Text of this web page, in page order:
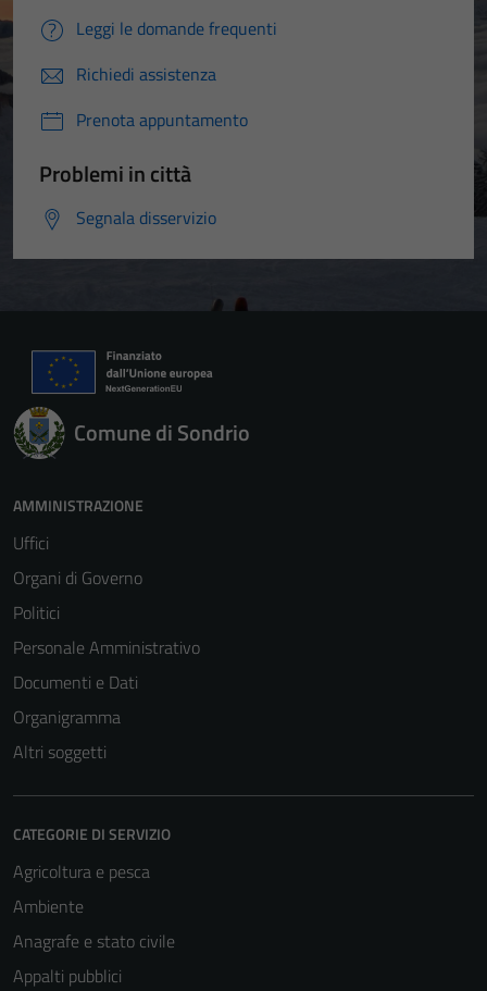
Leggi le domande frequenti
Richiedi assistenza
Prenota appuntamento
Problemi in città
Segnala disservizio
Comune di Sondrio
AMMINISTRAZIONE
Uffici
Organi di Governo
Politici
Personale Amministrativo
Documenti e Dati
Organigramma
Altri soggetti
CATEGORIE DI SERVIZIO
Agricoltura e pesca
Ambiente
Anagrafe e stato civile
Appalti pubblici